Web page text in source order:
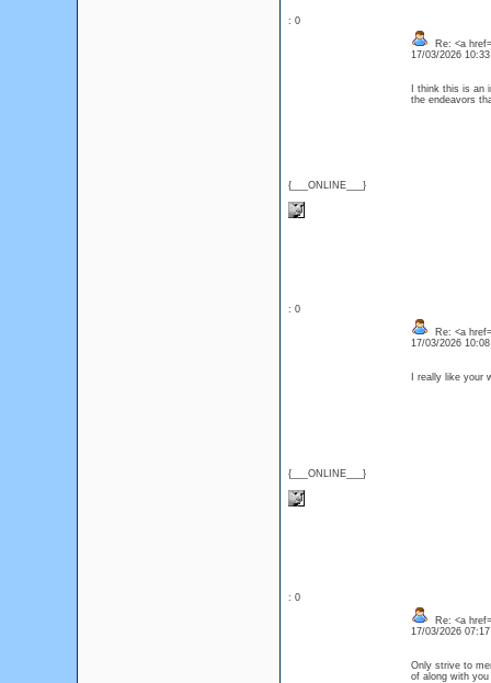
: 0
{___ONLINE___}
Re: <a
17/03/2026
I think this is an
the endeavors
: 0
{___ONLINE___}
Re: <a
17/03/2026
I really like
: 0
Re: <a
17/03/2026
Only strive to
of along with